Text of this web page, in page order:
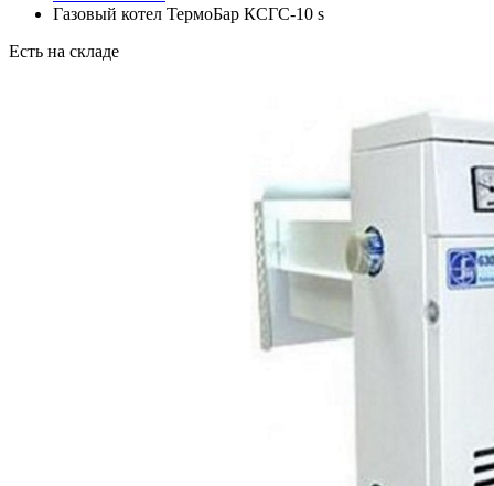
Газовый котел ТермоБар КСГС-10 s
Есть на складе